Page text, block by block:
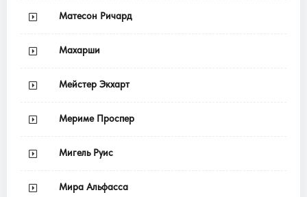
Матесон Ричард
Махарши
Мейстер Экхарт
Мериме Проспер
Мигель Руис
Мира Альфасса